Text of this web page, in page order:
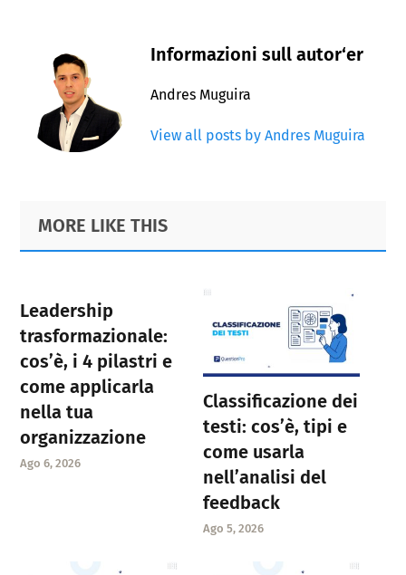
Informazioni sull autor‘er
Andres Muguira
View all posts by Andres Muguira
Primary
Sidebar
Footer
MORE LIKE THIS
Leadership
trasformazionale:
cos’è, i 4 pilastri e
come applicarla
nella tua
organizzazione
Ago 6, 2026
Classificazione dei
testi: cos’è, tipi e
come usarla
nell’analisi del
feedback
Ago 5, 2026